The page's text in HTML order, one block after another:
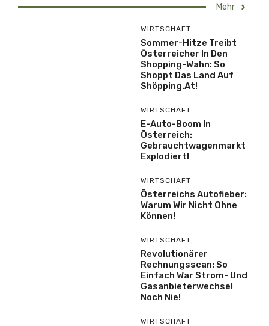
Mehr
WIRTSCHAFT
Sommer-Hitze Treibt
Österreicher In Den
Shopping-Wahn: So
Shoppt Das Land Auf
Shöpping.at!
WIRTSCHAFT
E-Auto-Boom In
Österreich:
Gebrauchtwagenmarkt
Explodiert!
WIRTSCHAFT
Österreichs Autofieber:
Warum Wir Nicht Ohne
Können!
WIRTSCHAFT
Revolutionärer
Rechnungsscan: So
Einfach War Strom- Und
Gasanbieterwechsel
Noch Nie!
WIRTSCHAFT